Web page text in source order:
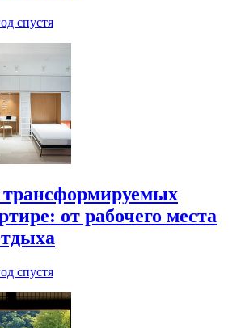
спустя
от рабочего места
спустя